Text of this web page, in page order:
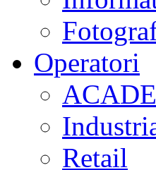
Operatori
Retail